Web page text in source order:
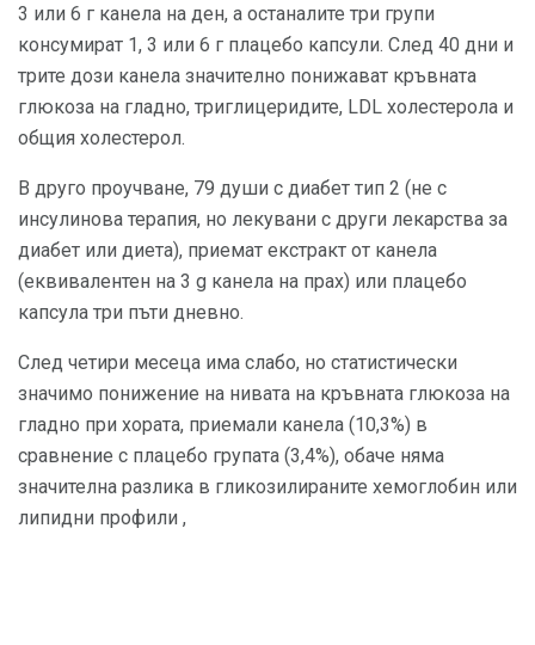
3 или 6 г канела на ден, а останалите три групи
консумират 1, 3 или 6 г плацебо капсули. След 40 дни и
трите дози канела значително понижават кръвната
глюкоза на гладно, триглицеридите, LDL холестерола и
общия холестерол.
В друго проучване, 79 души с диабет тип 2 (не с
инсулинова терапия, но лекувани с други лекарства за
диабет или диета), приемат екстракт от канела
(еквивалентен на 3 g канела на прах) или плацебо
капсула три пъти дневно.
След четири месеца има слабо, но статистически
значимо понижение на нивата на кръвната глюкоза на
гладно при хората, приемали канела (10,3%) в
сравнение с плацебо групата (3,4%), обаче няма
значителна разлика в гликозилираните хемоглобин или
липидни профили ,